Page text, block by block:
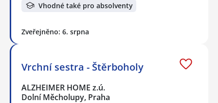
Vhodné také pro absolventy
Zveřejněno: 6. srpna
Vrchní sestra - Štěrboholy
ALZHEIMER HOME z.ú.
Dolní Měcholupy, Praha